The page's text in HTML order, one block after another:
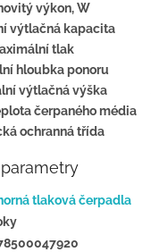
výkon, W
výtlačná kapacita
tlak
hloubka ponoru
výtlačná výška
čerpaného média
ochranná třída
tlaková čerpadla